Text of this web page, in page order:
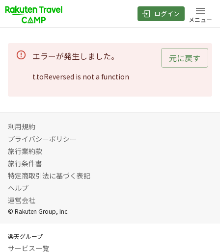
ログイン
メニュー
エラーが発生しました。
t.toReversed is not a function
元に戻す
利用規約
プライバシーポリシー
旅行業約款
旅行条件書
特定商取引法に基づく表記
ヘルプ
運営会社
© Rakuten Group, Inc.
楽天グループ
サービス一覧